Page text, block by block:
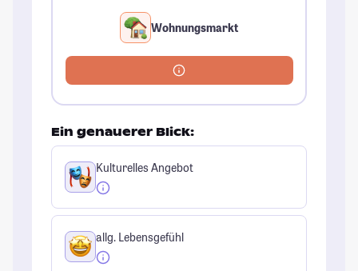
Wohnungsmarkt
Ein genauerer Blick:
Kulturelles Angebot
allg. Lebensgefühl